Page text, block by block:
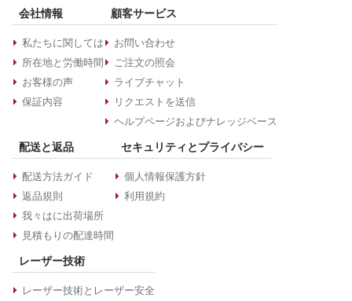
会社情報
私たちに関しては
所在地と労働時間
お客様の声
保証内容
顧客サービス
お問い合わせ
ご注文の照会
ライブチャット
リクエストを送信
ヘルプページおよびナレッジベース
配送と返品
配送方法ガイド
返品規則
我々はに出荷場所
見積もりの配達時間
セキュリティとプライバシー
個人情報保護方針
利用規約
レーザー技術
レーザー技術とレーザー安全